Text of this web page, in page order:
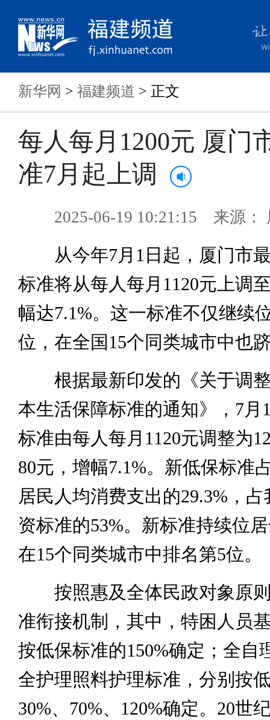
新华网 > 福建频道 > 正文
每人每月1200元 厦门
准7月起上调
2025-06-19 10:21:15 来源：
从今年7月1日起，厦门市最
标准将从每人每月1120元上调
幅达7.1%。这一标准不仅继续
位，在全国15个同类城市中也
根据最新印发的《关于调整
本生活保障标准的通知》，7月
标准由每人每月1120元调整为
80元，增幅7.1%。新低保标准
居民人均消费支出的29.3%，
资标准的53%。新标准持续位
在15个同类城市中排名第5位。
按照惠及全体民政对象原则
准衔接机制，其中，特困人员
按低保标准的150%确定；全自
全护理照料护理标准，分别按
30%、70%、120%确定。20世